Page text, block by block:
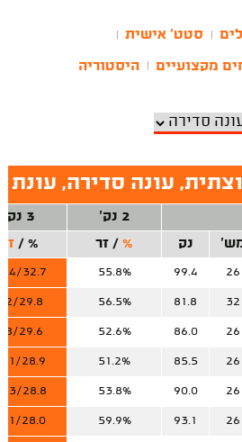
סטט' אישית
מקצועיים היסטוריה
עונה סדירה, עונת 2025-26
2 נק'
3 נק'
נק %
/ זר %
/זר
26
99.4
55.8%
32.7
32
81.8
56.5%
29.8
26
86.0
52.6%
29.6
26
85.5
51.2%
28.9
26
90.0
53.8%
28.8
26
93.1
59.9%
28.0